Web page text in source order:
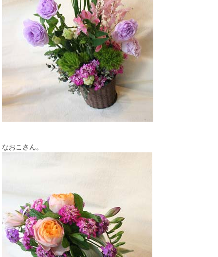
なおこさん。